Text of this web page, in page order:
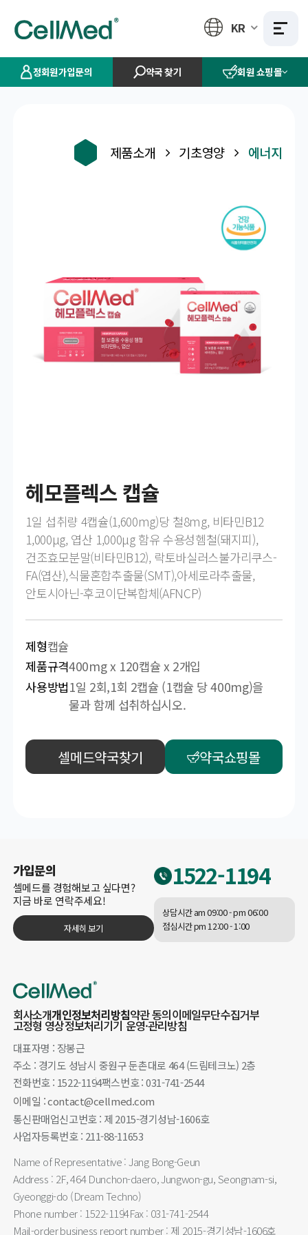
정회원가입문의 약국 찾기 회원 쇼핑몰
KR
제품소개 기초영양 에너지
헤모플렉스 캡슐
1일 섭취량 4캡슐(1,600mg)당 철8mg, 비타민B12
1,000μg, 엽산 1,000μg 함유 수용성헴철(돼지피),
건조효모분말(비타민B12), 락토바실러스불가리쿠스-
FA(엽산),식물혼합추출물(SMT),아세로라추출물,
안토시아닌-후코이단복합체(AFNCP)
제형캡슐
제품규격400mg x 120캡슐 x 2개입
사용방법1일 2회,1회 2캡슐 (1캡슐 당 400mg)을
물과 함께 섭취하십시오.
셀메드약국찾기 약국쇼핑몰
가입문의
셀메드를 경험해보고 싶다면?
지금 바로 연락주세요!
자세히 보기
1522-1194
상담시간 am 09:00 - pm 06:00
점심시간 pm 12:00 - 1:00
회사소개개인정보처리방침약관 동의이메일무단수집거부
고정형 영상정보처리기기 운영·관리방침
대표자명 : 장봉근
주소 : 경기도 성남시 중원구 둔촌대로 464 (드림테크노) 2층
전화번호 : 1522-1194팩스번호 : 031-741-2544
이메일 : contact@cellmed.com
통신판매업신고번호 : 제 2015-경기성남-1606호
사업자등록번호 : 211-88-11653
Name of Representative : Jang Bong-Geun
Address : 2F, 464 Dunchon-daero, Jungwon-gu, Seongnam-si,
Gyeonggi-do (Dream Techno)
Phone number : 1522-1194Fax : 031-741-2544
Mail-order business report number : 제 2015-경기성남-1606호